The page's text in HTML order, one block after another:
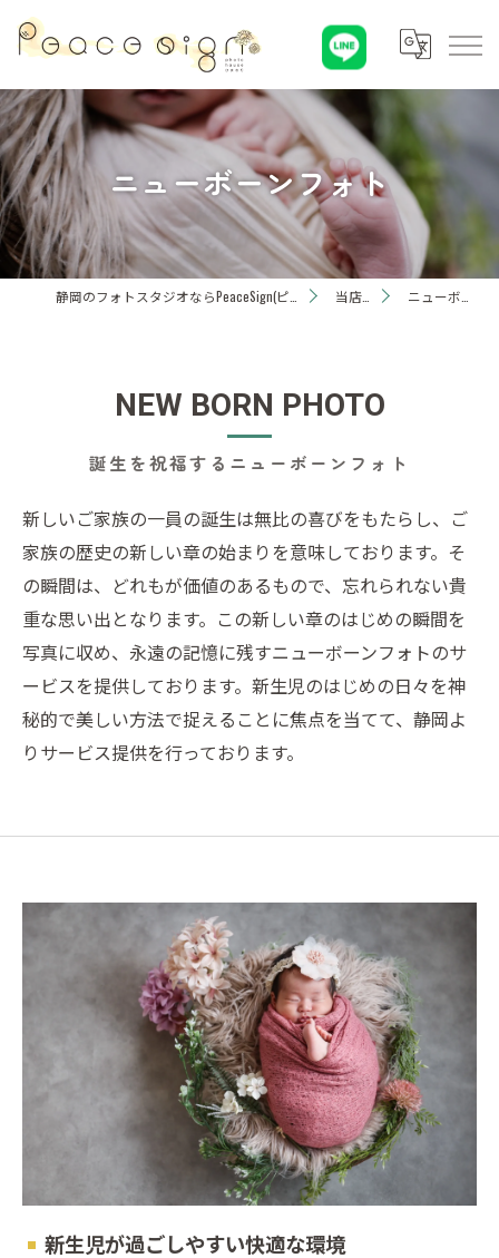
ニューボーンフォト
当店の特徴 ニューボーンフォト
誕生を祝福するニューボーンフォト
NEW BORN PHOTO
新しいご家族の一員の誕生は無比の喜びをもたらし、ご
家族の歴史の新しい章の始まりを意味しております。そ
の瞬間は、どれもが価値のあるもので、忘れられない貴
重な思い出となります。この新しい章のはじめの瞬間を
写真に収め、永遠の記憶に残すニューボーンフォトのサ
ービスを提供しております。新生児のはじめの日々を神
秘的で美しい方法で捉えることに焦点を当てて、静岡よ
りサービス提供を行っております。
新生児が過ごしやすい快適な環境